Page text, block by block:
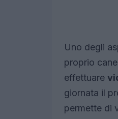
Uno degli
proprio
effettuare
giornata il
permette di